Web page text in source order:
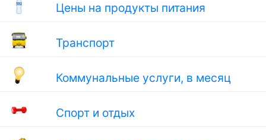
Цены на продукты питания
Транспорт
Коммунальные услуги, в месяц
Спорт и отдых